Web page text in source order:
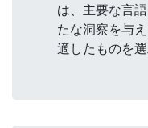
は、主要な言
たな洞察を与
適したものを選